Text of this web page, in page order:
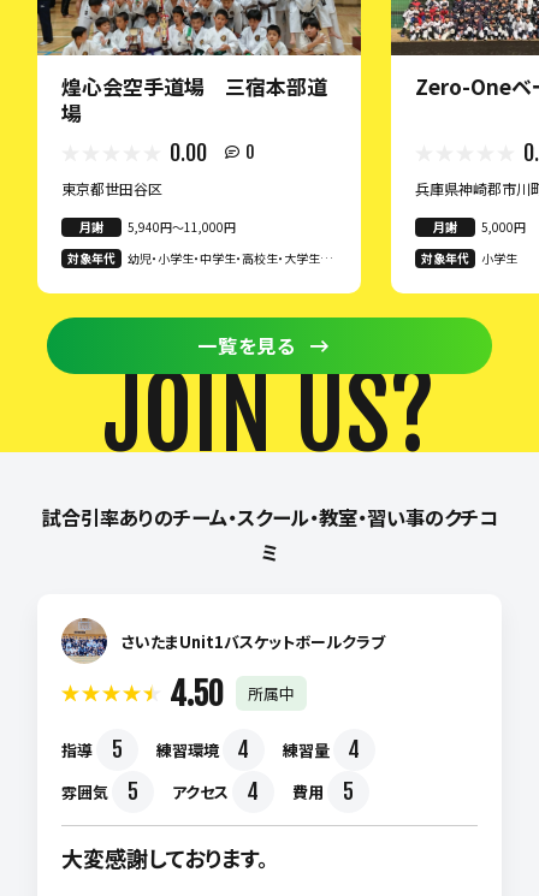
煌心会空手道場 三宿本部道
場
0.00
0
東京都世田谷区
月謝
5,940円〜11,000円
対象年代
幼児・小学生・中学生・高校生・大学生・
Zero-Oneベ
兵庫県神崎郡市川
月謝
5,000円
対象年代
小学生
一覧を見る
JOIN US?
試合引率ありのチーム・スクール・教室・習い事のクチコ
ミ
さいたまUnit1バスケットボールクラブ
4.50 所属中
指導 5 練習環境 4 練習量 4
雰囲気 5 アクセス 4 費用 5
大変感謝しております。